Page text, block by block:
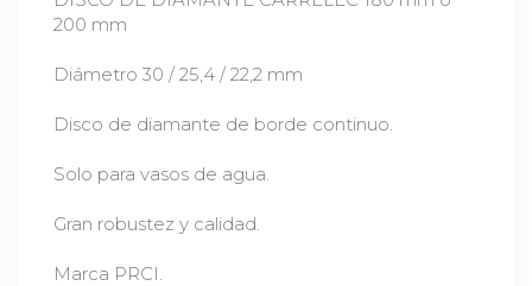
200 mm
Diámetro 30 / 25,4 / 22,2 mm
Disco de diamante de borde continuo.
Solo para vasos de agua.
Gran robustez y calidad.
Marca PRCI.